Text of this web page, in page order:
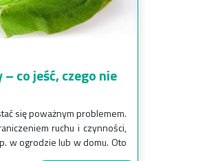
co jeść, czego nie
się poważnym problemem.
ruchu i czynności,
w ogrodzie lub w domu. Oto